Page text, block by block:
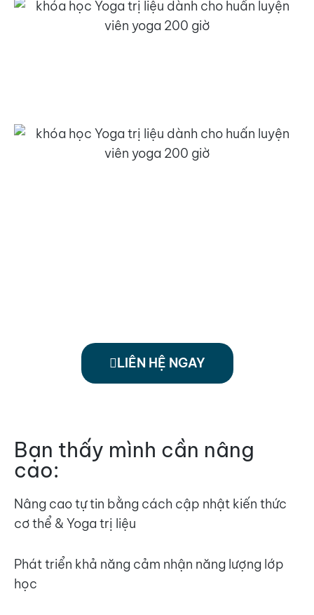
LIÊN HỆ NGAY
Bạn thấy mình cần nâng
cao:
Nâng cao tự tin bằng cách cập nhật kiến thức
cơ thể & Yoga trị liệu
Phát triển khả năng cảm nhận năng lượng lớp
học